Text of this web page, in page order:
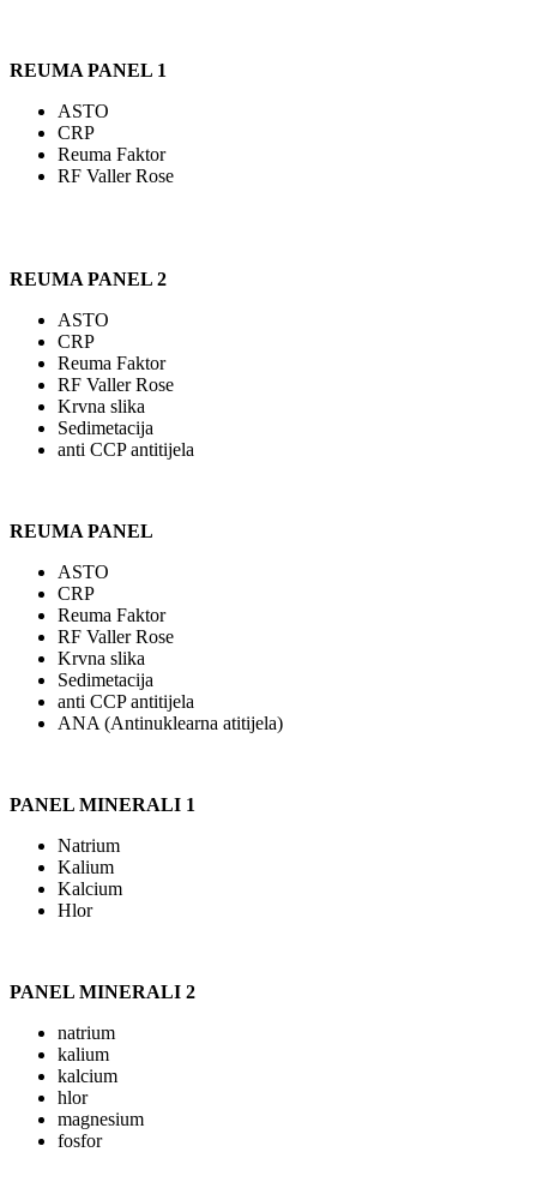
REUMA PANEL 1
ASTO
CRP
Reuma Faktor
RF Valler Rose
REUMA PANEL 2
ASTO
CRP
Reuma Faktor
RF Valler Rose
Krvna slika
Sedimetacija
anti CCP antitijela
REUMA PANEL
ASTO
CRP
Reuma Faktor
RF Valler Rose
Krvna slika
Sedimetacija
anti CCP antitijela
ANA (Antinuklearna atitijela)
PANEL MINERALI 1
Natrium
Kalium
Kalcium
Hlor
PANEL MINERALI 2
natrium
kalium
kalcium
hlor
magnesium
fosfor